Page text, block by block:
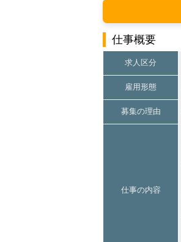
仕事概要
求人区分
雇用形態
募集の理由
仕事の内容